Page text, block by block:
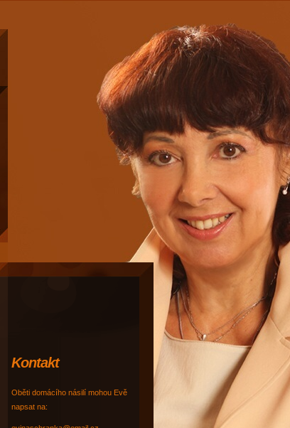
Kontakt
Oběti domácího násilí mohou Evě
napsat na: